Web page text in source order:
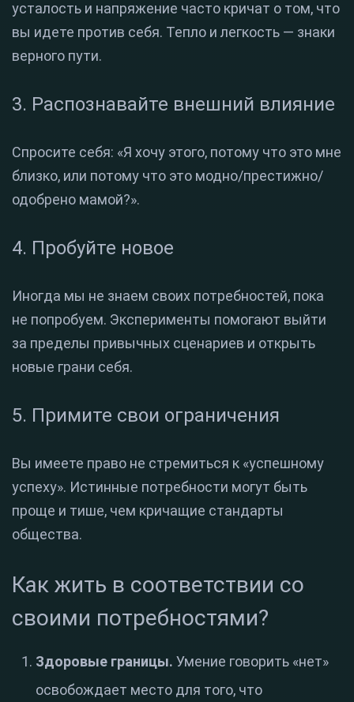
усталость и напряжение часто кричат о том, что
вы идете против себя. Тепло и легкость — знаки
верного пути.
3. Распознавайте внешний влияние
Спросите себя: «Я хочу этого, потому что это мне
близко, или потому что это модно/престижно/
одобрено мамой?».
4. Пробуйте новое
Иногда мы не знаем своих потребностей, пока
не попробуем. Эксперименты помогают выйти
за пределы привычных сценариев и открыть
новые грани себя.
5. Примите свои ограничения
Вы имеете право не стремиться к «успешному
успеху». Истинные потребности могут быть
проще и тише, чем кричащие стандарты
общества.
Как жить в соответствии со
своими потребностями?
Здоровые границы. Умение говорить «нет»
освобождает место для того, что